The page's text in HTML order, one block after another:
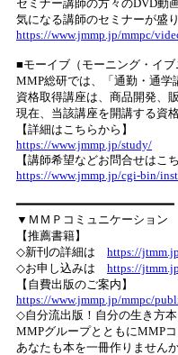
セミナー講師の方々のDVD動
気になる講師のセミナーが盛
https://www.jmmp.jp/mmpc/
■モーイブ（モーニング・イ
MMP総研では、「通勤・通学
資格取得講座は、商品開発、
現在、当該講座を開講する資
【詳細はこちらから】
https://www.jmmp.jp/study/
【講師希望などお問合せは
https://www.jmmp.jp/cgi-bin/
▼ＭＭＰコミュニケーショ
【推薦書籍】
◇新刊の詳細は https://
◇お申し込みは https://
【自費出版のご案内】
https://www.jmmp.jp/mmpc/
◇自分流出版！自分の生き方
MMPグループとともにMMP
あなたも本を一冊作りません